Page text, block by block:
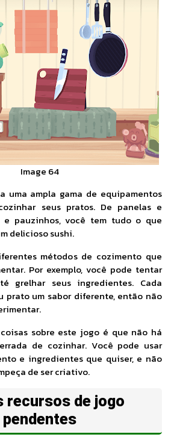
Image 64
uma ampla gama de equipamentos
seus pratos. De panelas e
pauzinhos, você tem tudo o que
delicioso sushi.
métodos de cozimento que
Por exemplo, você pode tentar
grelhar seus ingredientes. Cada
prato um sabor diferente, então não
sobre este jogo é que não há
de cozinhar. Você pode usar
e ingredientes que quiser, e não
de ser criativo.
recursos de jogo
pendentes